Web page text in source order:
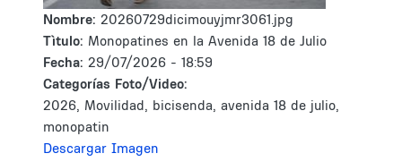
Nombre: 20260729dicimouyjmr3061.jpg
Tìtulo: Monopatines en la Avenida 18 de Julio
Fecha: 29/07/2026 - 18:59
Categorías Foto/Video:
2026, Movilidad, bicisenda, avenida 18 de julio,
monopatin
Descargar Imagen